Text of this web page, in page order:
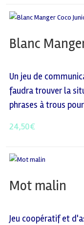
Blanc
Un jeu de
faudra trouver la
phrases à trous
24,50€
Mot malin
Jeu coopératif et